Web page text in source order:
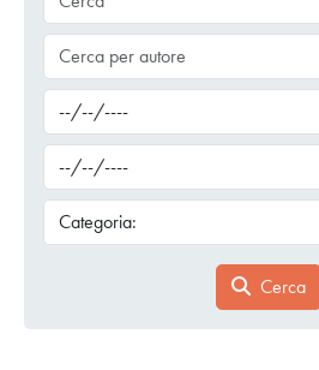
Cerca